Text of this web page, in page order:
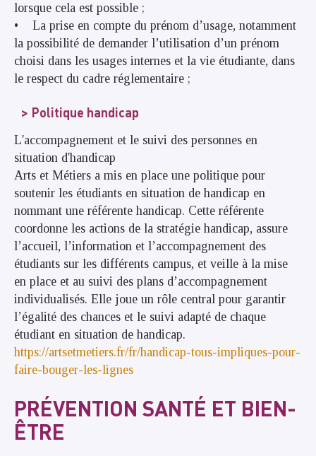
lorsque cela est possible ;
• La prise en compte du prénom d’usage, notamment
la possibilité de demander l’utilisation d’un prénom
choisi dans les usages internes et la vie étudiante, dans
le respect du cadre réglementaire ;
Politique handicap
L'accompagnement et le suivi des personnes en
situation d'handicap
Arts et Métiers a mis en place une politique pour
soutenir les étudiants en situation de handicap en
nommant une référente handicap. Cette référente
coordonne les actions de la stratégie handicap, assure
l’accueil, l’information et l’accompagnement des
étudiants sur les différents campus, et veille à la mise
en place et au suivi des plans d’accompagnement
individualisés. Elle joue un rôle central pour garantir
l’égalité des chances et le suivi adapté de chaque
étudiant en situation de handicap.
https://artsetmetiers.fr/fr/handicap-tous-impliques-pour-
faire-bouger-les-lignes
PRÉVENTION SANTÉ ET BIEN-
ÊTRE